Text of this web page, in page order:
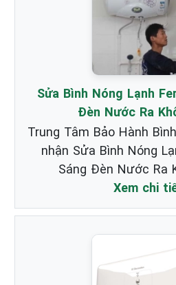
Sửa Bình Nóng Lạnh
Đèn Nước Ra
Trung Tâm Bảo Hành
nhận Sửa Bình Nóng
Sáng Đèn Nước Ra
Xem chi